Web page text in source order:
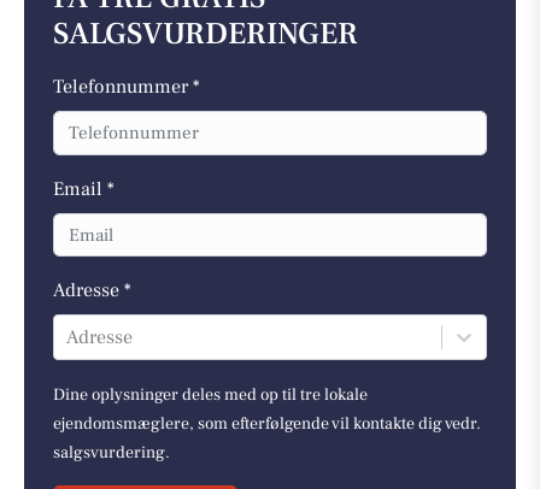
SALGSVURDERINGER
Telefonnummer *
Email *
Adresse *
Adresse
Dine oplysninger deles med op til tre lokale
ejendomsmæglere, som efterfølgende vil kontakte dig vedr.
salgsvurdering.